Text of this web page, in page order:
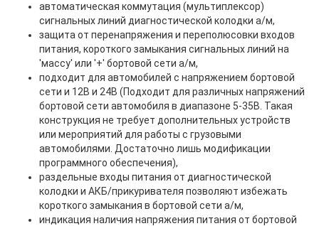
автоматическая коммутация (мультиплексор)
сигнальных линий диагностической колодки а/м,
защита от перенапряжения и переполюсовки входов
питания, короткого замыкания сигнальных линий на
'массу' или '+' бортовой сети а/м,
подходит для автомобилей с напряжением бортовой
сети и 12В и 24В (Подходит для различных напряжений
бортовой сети автомобиля в диапазоне 5-35В. Такая
конструкция не требует дополнительных устройств
или мероприятий для работы с грузовыми
автомобилями. Достаточно лишь модификации
программного обеспечения),
раздельные входы питания от диагностической
колодки и АКБ/прикуривателя позволяют избежать
короткого замыкания в бортовой сети а/м,
индикация наличия напряжения питания от бортовой